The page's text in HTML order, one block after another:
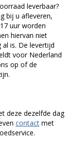
leverbaar?
bij u afleveren,
uur worden
hiervan niet
is. De levertijd
voor Nederland
op of de
deze dezelfde dag
contact met